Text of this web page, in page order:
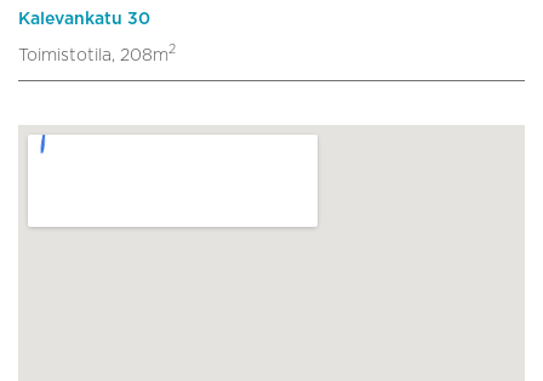
Kalevankatu 30
Toimistotila, 208m2